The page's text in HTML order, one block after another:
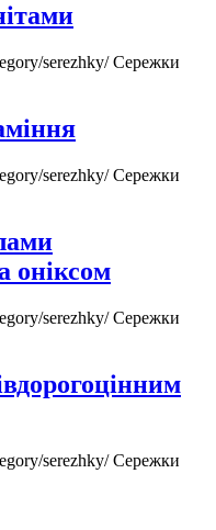
serezhky/Сережки
serezhky/Сережки
оніксом
serezhky/Сережки
serezhky/Сережки